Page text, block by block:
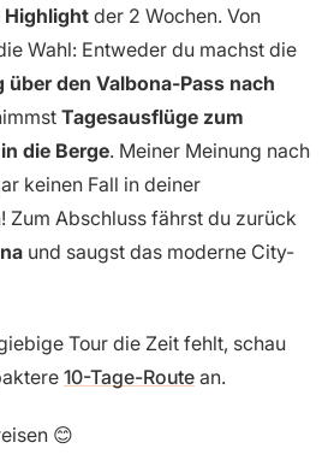
Highlightder 2 Wochen. Von
Wahl: Entweder du machst die
über den Valbona-Pass nach
Tagesausflüge zum
die Berge. Meiner Meinung nach
keinen Fall in deiner
Zum Abschluss fährst du zurück
und saugst das moderne City-
Tour die Zeit fehlt, schau
10-Tage-Route an.
😊